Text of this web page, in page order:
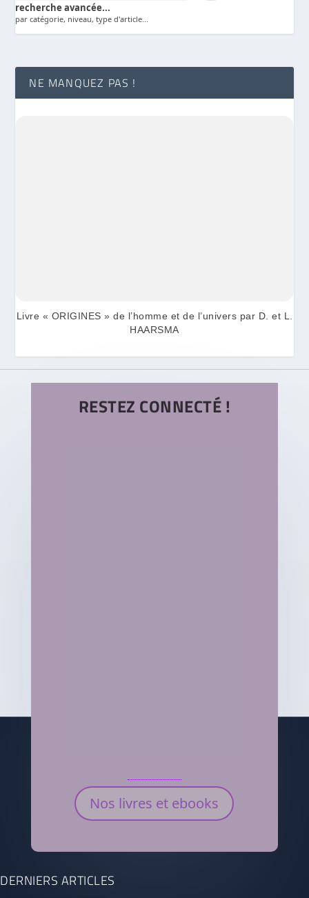
recherche avancée...
par catégorie, niveau, type d'article...
NE MANQUEZ PAS !
Livre « ORIGINES » de l’homme et de l’univers par D. et L.
HAARSMA
RESTEZ CONNECTÉ !
Nos livres et ebooks
DERNIERS ARTICLES